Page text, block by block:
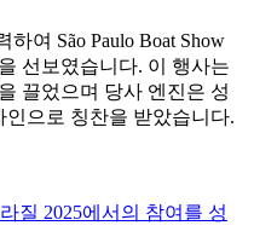
하여 São Paulo Boat Show
선보였습니다. 이 행사는
끌었으며 당사 엔진은 성
으로 칭찬을 받았습니다.